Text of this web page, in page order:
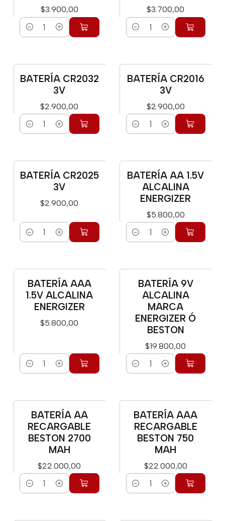
$3.900,00
Cantidad
$3.700,00
Cantidad
BATERÍA CR2032
3V
$2.900,00
Cantidad
BATERÍA CR2016
3V
$2.900,00
Cantidad
BATERÍA CR2025
3V
$2.900,00
Cantidad
BATERÍA AA 1.5V
ALCALINA
ENERGIZER
$5.800,00
Cantidad
BATERÍA AAA
1.5V ALCALINA
ENERGIZER
$5.800,00
Cantidad
BATERÍA 9V
ALCALINA
MARCA
ENERGIZER Ó
BESTON
$19.800,00
Cantidad
BATERÍA AA
RECARGABLE
BESTON 2700
MAH
$22.000,00
Cantidad
BATERÍA AAA
RECARGABLE
BESTON 750
MAH
$22.000,00
Cantidad